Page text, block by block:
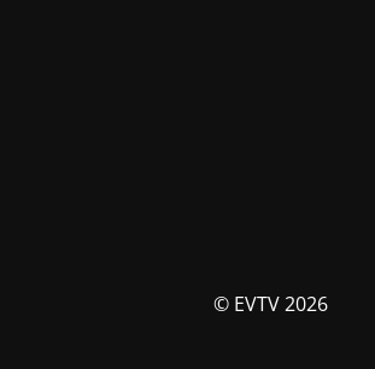
© EVTV 2026